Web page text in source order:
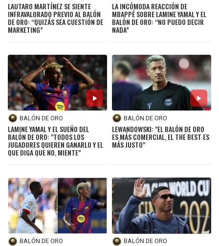
LAUTARO MARTÍNEZ SE SIENTE
INFRAVALORADO PREVIO AL BALÓN
DE ORO: “QUIZÁS SEA CUESTIÓN DE
MARKETING”
LA INCÓMODA REACCIÓN DE
MBAPPÉ SOBRE LAMINE YAMAL Y EL
BALÓN DE ORO: “NO PUEDO DECIR
NADA”
BALÓN DE ORO
LAMINE YAMAL Y EL SUEÑO DEL
BALÓN DE ORO: "TODOS LOS
JUGADORES QUIEREN GANARLO Y EL
QUE DIGA QUE NO, MIENTE"
BALÓN DE ORO
LEWANDOWSKI: "EL BALÓN DE ORO
ES MÁS COMERCIAL, EL THE BEST ES
MÁS JUSTO"
BALÓN DE ORO BALÓN DE ORO